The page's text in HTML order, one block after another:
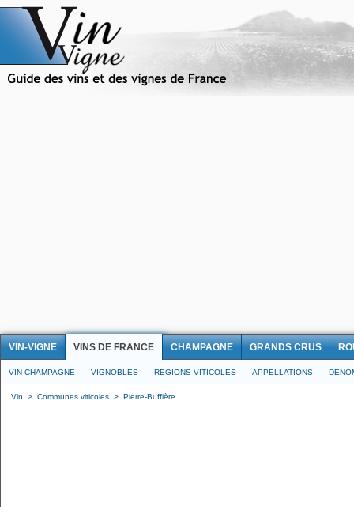
VIN-VIGNE VINS DE FRANCE CHAMPAGNE GRANDS CRUS
VIN CHAMPAGNE VIGNOBLES REGIONS VITICOLES APPELLATIONS
Vin > Communes viticoles > Pierre-Buffière